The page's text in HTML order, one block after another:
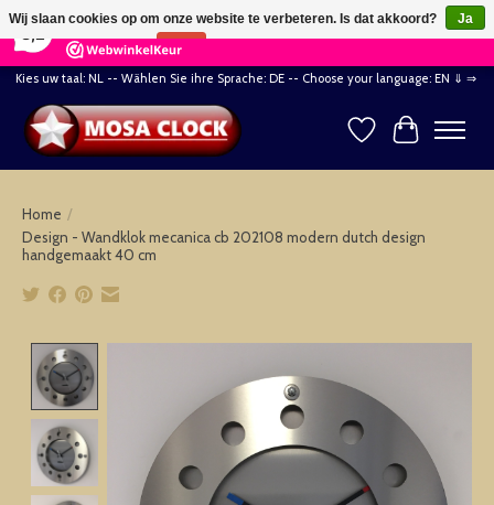
164 Reviews ×
Kies uw taal: NL -- Wählen Sie ihre Sprache: DE -- Choose your language: EN ⇓ ⇒
Verlanglijst
Home /
Design - Wandklok mecanica cb 202108 modern dutch design
handgemaakt 40 cm
Wij slaan cookies op om onze website te verbeteren. Is dat akkoord?
Ja
Nee